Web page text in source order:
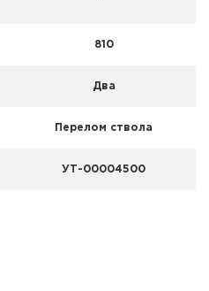
810
Два
Перелом ствола
УТ-00004500